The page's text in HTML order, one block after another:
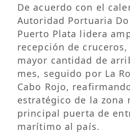
De acuerdo con el
Autoridad Portuaria
Puerto Plata lidera
recepción de
mayor cantidad de
mes, seguido por La
Cabo Rojo,
estratégico de la zona
principal puerta de
marítimo al país.